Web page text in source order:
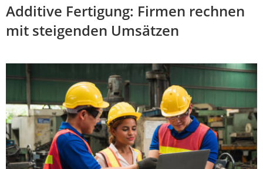
Additive Fertigung: Firmen rechnen
mit steigenden Umsätzen